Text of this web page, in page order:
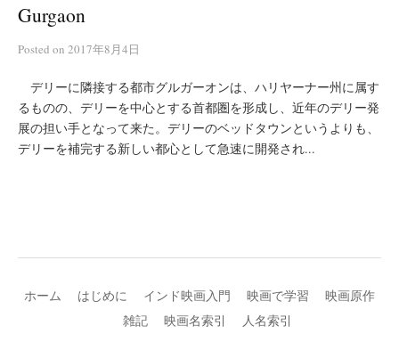
Gurgaon
Posted on 2017年8月4日
デリーに隣接する都市グルガーオンは、ハリヤーナー州に属す
るものの、デリーを中心とする首都圏を形成し、近年のデリー発
展の担い手となって来た。デリーのベッドタウンというよりも、
デリーを補完する新しい都心として急速に開発され...
ホーム はじめに インド映画入門 映画で学習
映画原作
雑記
映画名索引 人名索引